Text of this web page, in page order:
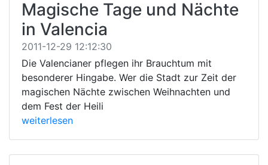
Magische Tage und Nächte
in Valencia
2011-12-29 12:12:30
Die Valencianer pflegen ihr Brauchtum mit
besonderer Hingabe. Wer die Stadt zur Zeit der
magischen Nächte zwischen Weihnachten und
dem Fest der Heili
weiterlesen